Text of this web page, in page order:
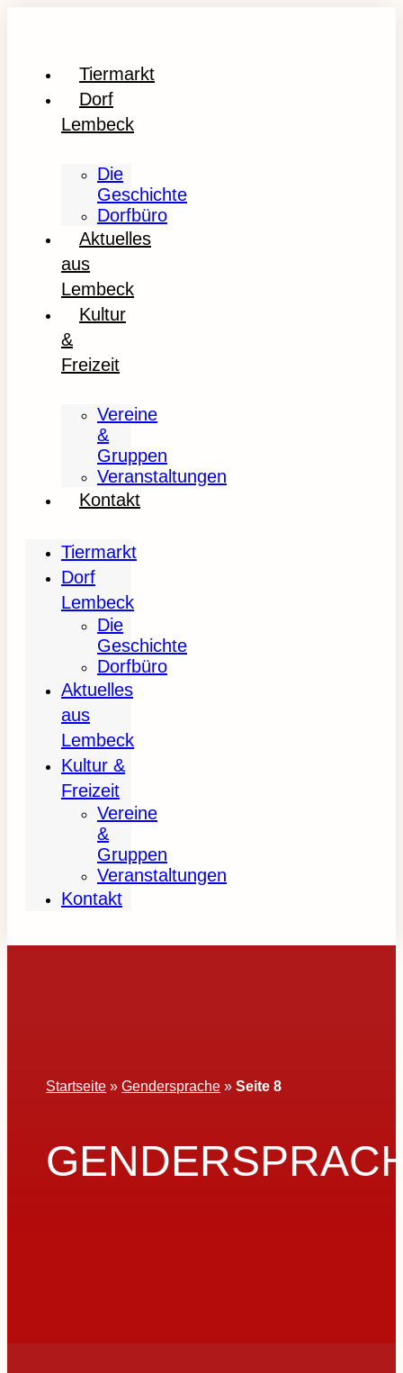
Tiermarkt
Dorf
Lembeck
Die
Geschichte
Dorfbüro
Aktuelles
aus
Lembeck
Kultur
&
Freizeit
Vereine
&
Gruppen
Veranstaltungen
Kontakt
Tiermarkt
Dorf
Lembeck
Die
Geschichte
Dorfbüro
Aktuelles
aus
Lembeck
Kultur &
Freizeit
Vereine
&
Gruppen
Veranstaltungen
Kontakt
Startseite »Gendersprache »Seite 8